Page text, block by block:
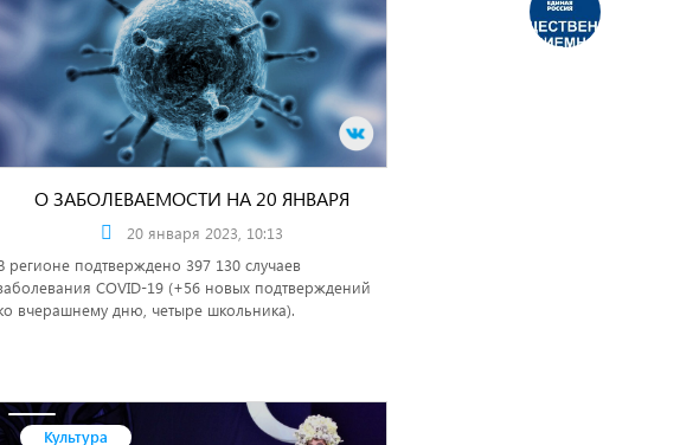
О ЗАБОЛЕВАЕМОСТИ НА 20 ЯНВАРЯ
20 января 2023, 10:13
регионе подтверждено 397 130 случаев
COVID-19 (+56 новых подтверждений
вчерашнему дню, четыре школьника).
Культура